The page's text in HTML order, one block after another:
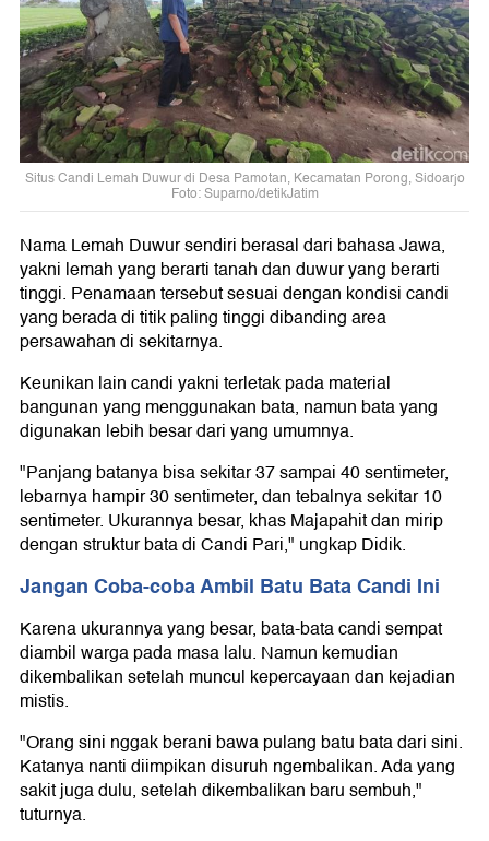
Situs Candi Lemah Duwur di Desa Pamotan, Kecamatan Porong, Sidoarjo
Foto: Suparno/detikJatim
Nama Lemah Duwur sendiri berasal dari bahasa Jawa,
yakni lemah yang berarti tanah dan duwur yang berarti
tinggi. Penamaan tersebut sesuai dengan kondisi candi
yang berada di titik paling tinggi dibanding area
persawahan di sekitarnya.
Keunikan lain candi yakni terletak pada material
bangunan yang menggunakan bata, namun bata yang
digunakan lebih besar dari yang umumnya.
"Panjang batanya bisa sekitar 37 sampai 40 sentimeter,
lebarnya hampir 30 sentimeter, dan tebalnya sekitar 10
sentimeter. Ukurannya besar, khas Majapahit dan mirip
dengan struktur bata di Candi Pari," ungkap Didik.
Jangan Coba-coba Ambil Batu Bata Candi Ini
Karena ukurannya yang besar, bata-bata candi sempat
diambil warga pada masa lalu. Namun kemudian
dikembalikan setelah muncul kepercayaan dan kejadian
mistis.
"Orang sini nggak berani bawa pulang batu bata dari sini.
Katanya nanti diimpikan disuruh ngembalikan. Ada yang
sakit juga dulu, setelah dikembalikan baru sembuh,"
tuturnya.